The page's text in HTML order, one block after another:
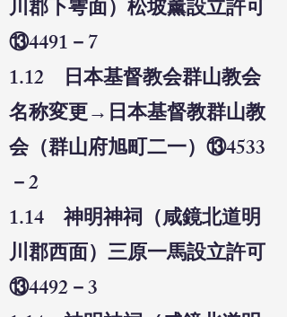
川郡下雩面）松坡薰設立許可
⑬4491－7
1.12 日本基督教会群山教会
名称変更→日本基督教群山教
会（群山府旭町二一）⑬4533
－2
1.14 神明神祠（咸鏡北道明
川郡西面）三原一馬設立許可
⑬4492－3